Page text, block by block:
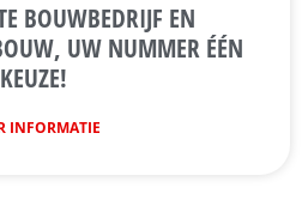
BOUWBEDRIJF EN
UW NUMMER ÉÉN
KEUZE!
INFORMATIE